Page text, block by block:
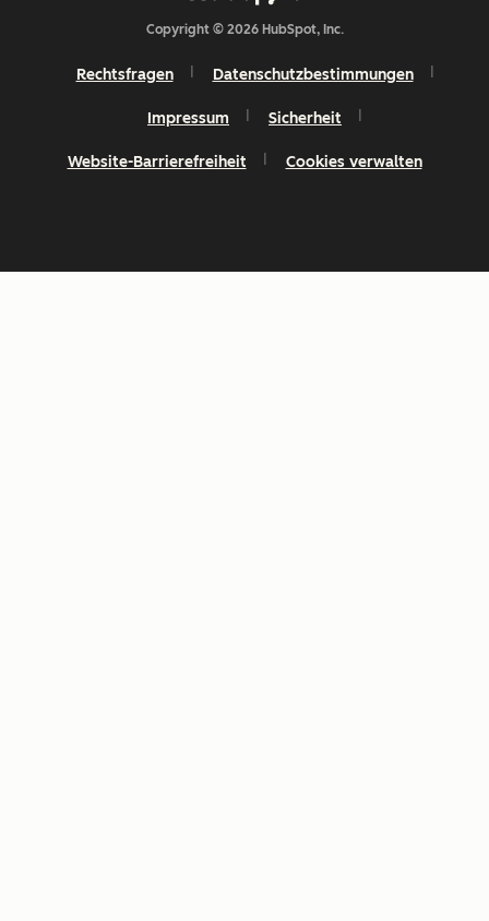
Copyright © 2026 HubSpot, Inc.
Rechtsfragen Datenschutzbestimmungen
Impressum Sicherheit
Website-Barrierefreiheit Cookies verwalten